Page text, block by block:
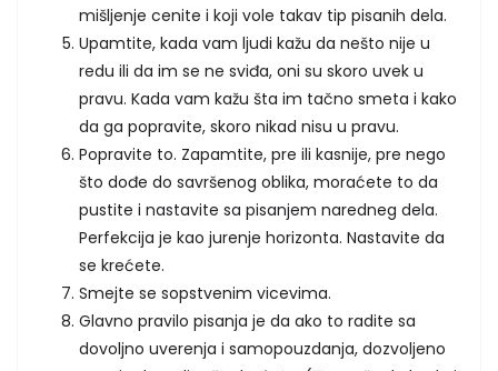
mišljenje cenite i koji vole takav tip pisanih dela.
Upamtite, kada vam ljudi kažu da nešto nije u
redu ili da im se ne sviđa, oni su skoro uvek u
pravu. Kada vam kažu šta im tačno smeta i kako
da ga popravite, skoro nikad nisu u pravu.
Popravite to. Zapamtite, pre ili kasnije, pre nego
što dođe do savršenog oblika, moraćete to da
pustite i nastavite sa pisanjem naredneg dela.
Perfekcija je kao jurenje horizonta. Nastavite da
se krećete.
Smejte se sopstvenim vicevima.
Glavno pravilo pisanja je da ako to radite sa
dovoljno uverenja i samopouzdanja, dozvoljeno